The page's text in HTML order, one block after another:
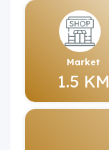
Market
1.5 KM